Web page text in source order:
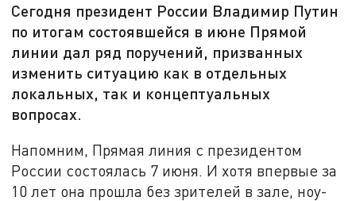
Сегодня президент России Владимир Путин
по итогам состоявшейся в июне Прямой
линии дал ряд поручений, призванных
изменить ситуацию как в отдельных
локальных, так и концептуальных
вопросах.
Напомним, Прямая линия с президентом
России состоялась 7 июня. И хотя впервые за
10 лет она прошла без зрителей в зале, ноу-